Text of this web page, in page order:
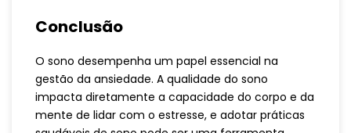
Conclusão
O sono desempenha um papel essencial na
gestão da ansiedade. A qualidade do sono
impacta diretamente a capacidade do corpo e da
mente de lidar com o estresse, e adotar práticas